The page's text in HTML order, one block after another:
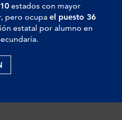
estados con mayor
pero ocupa el puesto 36
estatal por alumno en